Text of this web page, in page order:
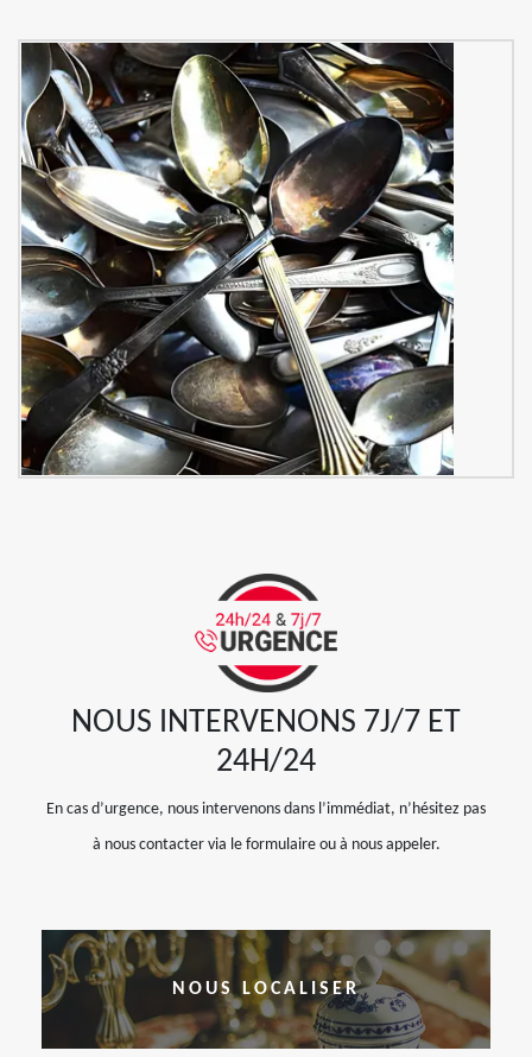
NOUS INTERVENONS 7J/7 ET
24H/24
En cas d’urgence, nous intervenons dans l’immédiat, n’hésitez pas
à nous contacter via le formulaire ou à nous appeler.
NOUS LOCALISER